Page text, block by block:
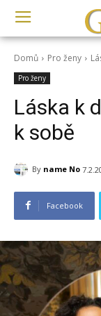
Domů Pro ženy
Pro ženy
Láska k
k sobě
By name No
Facebook